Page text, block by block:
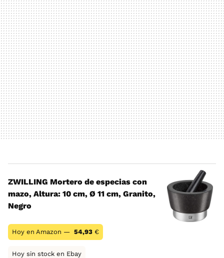
ZWILLING Mortero de especias con
mazo, Altura: 10 cm, Ø 11 cm, Granito,
Negro
Hoy en Amazon — 54,93 €
Hoy sin stock en Ebay